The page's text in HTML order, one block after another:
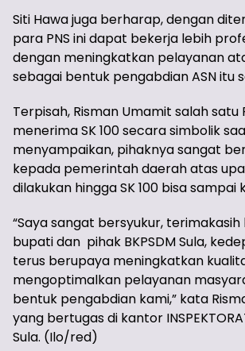
Siti Hawa juga berharap, dengan
para PNS ini dapat bekerja lebih
dengan meningkatkan pelayanan
sebagai bentuk pengabdian ASN itu
Terpisah, Risman Umamit salah satu
menerima SK 100 secara simbolik
menyampaikan, pihaknya sangat
kepada pemerintah daerah atas
dilakukan hingga SK 100 bisa sampai
“Saya sangat bersyukur,
bupati dan pihak BKPSDM Sula,
terus berupaya meningkatkan
mengoptimalkan pelayanan
bentuk pengabdian kami,” kata
yang bertugas di kantor
Sula. (Ilo/red)